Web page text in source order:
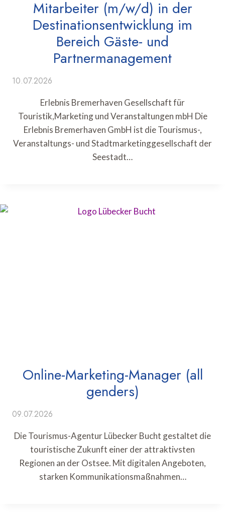
Mitarbeiter (m/w/d) in der
Destinationsentwicklung im
Bereich Gäste- und
Partnermanagement
10.07.2026
Erlebnis Bremerhaven Gesellschaft für
Touristik,Marketing und Veranstaltungen mbH Die
Erlebnis Bremerhaven GmbH ist die Tourismus-,
Veranstaltungs- und Stadtmarketinggesellschaft der
Seestadt…
Online-Marketing-Manager (all
genders)
09.07.2026
Die Tourismus-Agentur Lübecker Bucht gestaltet die
touristische Zukunft einer der attraktivsten
Regionen an der Ostsee. Mit digitalen Angeboten,
starken Kommunikationsmaßnahmen…